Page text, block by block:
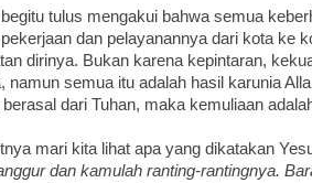
tulus mengakui bahwa semua
dan pelayanannya dari kota ke
dirinya. Bukan karena kepintaran,
namun semua itu adalah hasil karunia
dari Tuhan, maka kemuliaan
mari kita lihat apa yang dikatakan
dan kamulah ranting-rantingnya.